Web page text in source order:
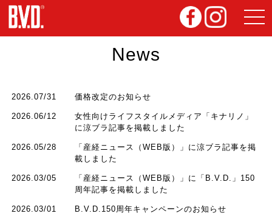
News
2026.07/31 価格改定のお知らせ
2026.06/12
女性向けライフスタイルメディア「キナリノ」
に涼ブラ記事を掲載しました
2026.05/28
「産経ニュース（WEB版）」に涼ブラ記事を掲
載しました
2026.03/05
「産経ニュース（WEB版）」に「B.V.D.」150
周年記事を掲載しました
2026.03/01 B.V.D.150周年キャンペーンのお知らせ